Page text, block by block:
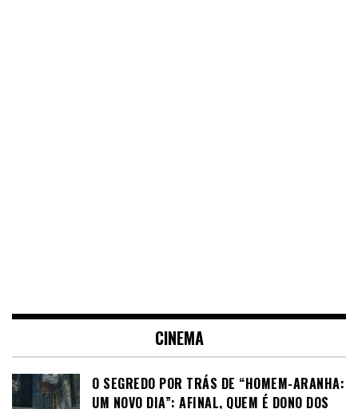
CINEMA
O SEGREDO POR TRÁS DE “HOMEM-ARANHA:
UM NOVO DIA”: AFINAL, QUEM É DONO DOS